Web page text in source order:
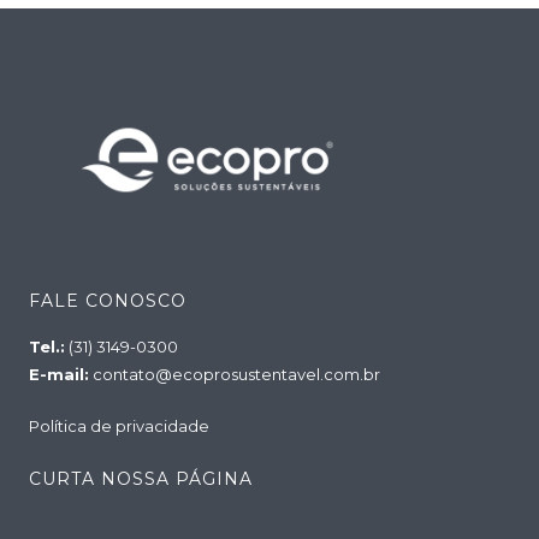
FALE CONOSCO
Tel.: (31) 3149-0300
E-mail: contato@ecoprosustentavel.com.br
Política de privacidade
CURTA NOSSA PÁGINA